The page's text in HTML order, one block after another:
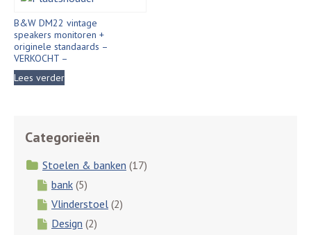
B&W DM22 vintage
speakers monitoren +
originele standaards –
VERKOCHT –
Lees verder
Categorieën
Stoelen & banken (17)
bank (5)
Vlinderstoel (2)
Design (2)